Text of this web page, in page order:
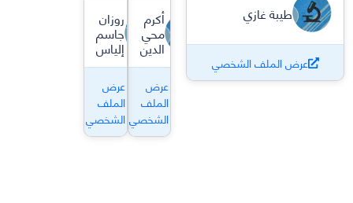
طيبة غازي
عرض الملف الشخصي
أكرم
محي
الدين
عرض
الملف
الشخصي
روزان
جاسم
إلياس
عرض
الملف
الشخصي